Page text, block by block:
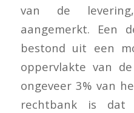
van de
aangemerkt. Een
bestond uit een
oppervlakte van
ongeveer 3% van
rechtbank is